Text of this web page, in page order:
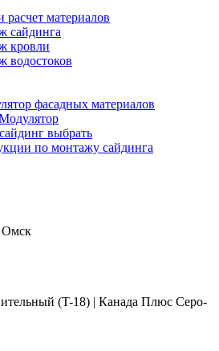
расчет материалов
сайдинга
кровли
водостоков
фасадных материалов
выбрать
по монтажу сайдинга
Омск
(T-18) | Канада Плюс Серо-